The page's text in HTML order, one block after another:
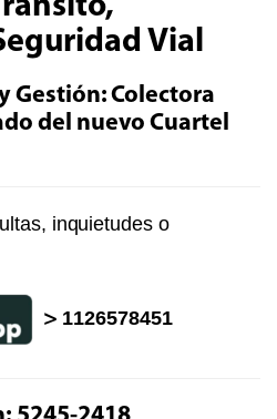
Vial
Gestión:Colectora
del nuevo Cuartel
inquietudes o
> 1126578451